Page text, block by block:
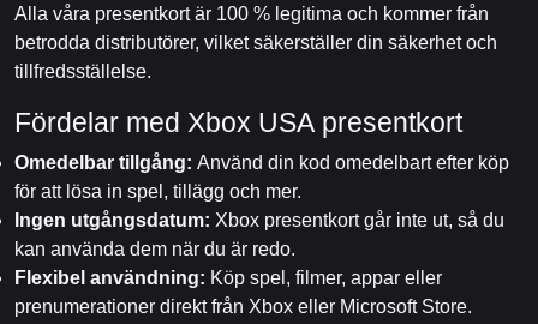
Alla våra presentkort är 100 % legitima och kommer från
betrodda distributörer, vilket säkerställer din säkerhet och
tillfredsställelse.
Fördelar med Xbox USA presentkort
Omedelbar tillgång: Använd din kod omedelbart efter köp
för att lösa in spel, tillägg och mer.
Ingen utgångsdatum: Xbox presentkort går inte ut, så du
kan använda dem när du är redo.
Flexibel användning: Köp spel, filmer, appar eller
prenumerationer direkt från Xbox eller Microsoft Store.